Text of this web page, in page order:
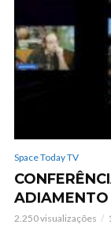
Space Today TV
ADIAMENTO
2.250 visualizações